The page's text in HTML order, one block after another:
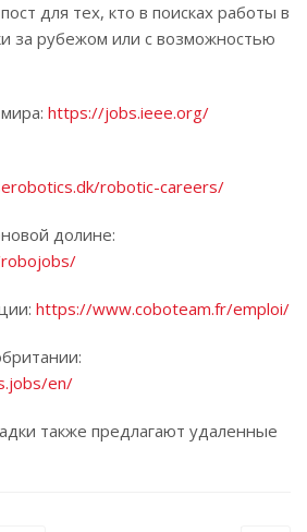
для тех, кто в поисках работы в
за рубежом или с возможностью
https://jobs.ieee.org/
robotic-careers/
долине:
https://www.coboteam.fr/emploi/
en/
также предлагают удаленные